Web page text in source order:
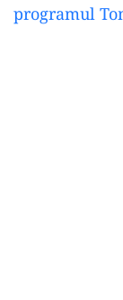
programul